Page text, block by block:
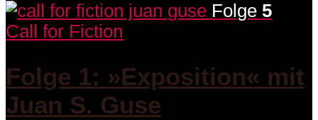
Folge 5
Call for Fiction
Folge 1: »Exposition« mit
Juan S. Guse